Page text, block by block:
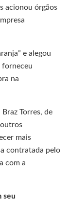
acionou órgãos
e alegou
forneceu
na
Torres, de
mais
contratada pelo
com a
seu